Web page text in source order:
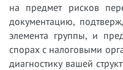
на предмет рисков
документацию,
элемента группы, и
спорах с налоговыми
диагностику вашей